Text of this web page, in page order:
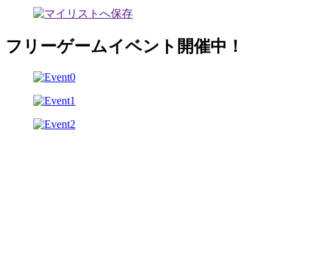
フリーゲームイベント開催中！